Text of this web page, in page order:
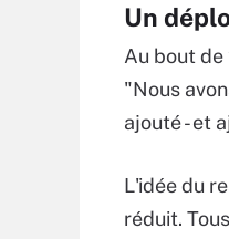
Un
Au bout de
"Nous
ajouté - et
L'idée du
réduit.